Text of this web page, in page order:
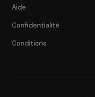
Aide
Confidentialité
Conditions